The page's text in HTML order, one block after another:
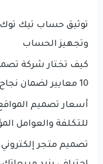
f
توثيق حساب تيك
وتجهيز الحساب
كيف تختار شركة
10 معايير لضمان نجاح مشروعك
للتكلفة والعوامل
تصميم متجر